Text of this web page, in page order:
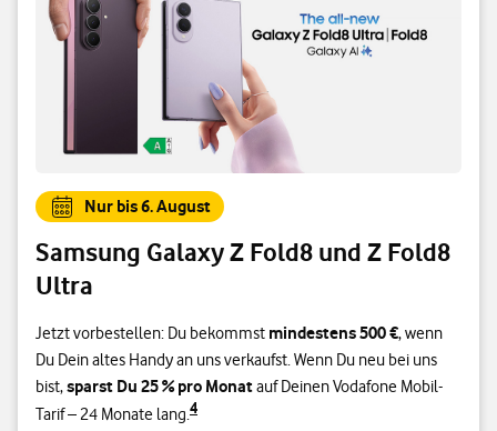
Nur bis 6. August
Samsung Galaxy Z Fold8 und Z Fold8
Ultra
Jetzt vorbestellen: Du bekommst mindestens 500 €, wenn
Du Dein altes Handy an uns verkaufst. Wenn Du neu bei uns
bist,sparst Du 25 % pro Monatauf Deinen Vodafone Mobil-
Tarif – 24 Monate lang.4